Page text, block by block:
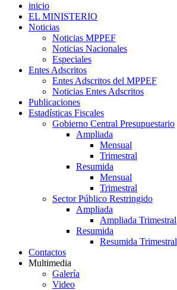
inicio
EL MINISTERIO
Noticias
Noticias MPPEF
Noticias Nacionales
Especiales
Entes Adscritos
Entes Adscritos del MPPEF
Noticias Entes Adscritos
Publicaciones
Estadísticas Fiscales
Gobierno Central Presupuestario
Ampliada
Mensual
Trimestral
Resumida
Mensual
Trimestral
Sector Público Restringido
Ampliada
Ampliada Trimestral
Resumida
Resumida Trimestral
Contactos
Multimedia
Galería
Video